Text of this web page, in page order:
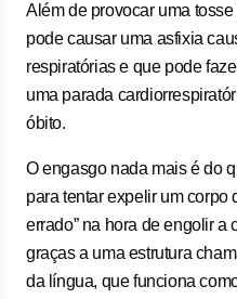
Além de provocar uma
pode causar uma asfixia
respiratórias e que pode
uma parada
óbito.
O engasgo nada mais é do
para tentar expelir um corpo
errado” na hora de engolir a
graças a uma estrutura
da língua, que funciona